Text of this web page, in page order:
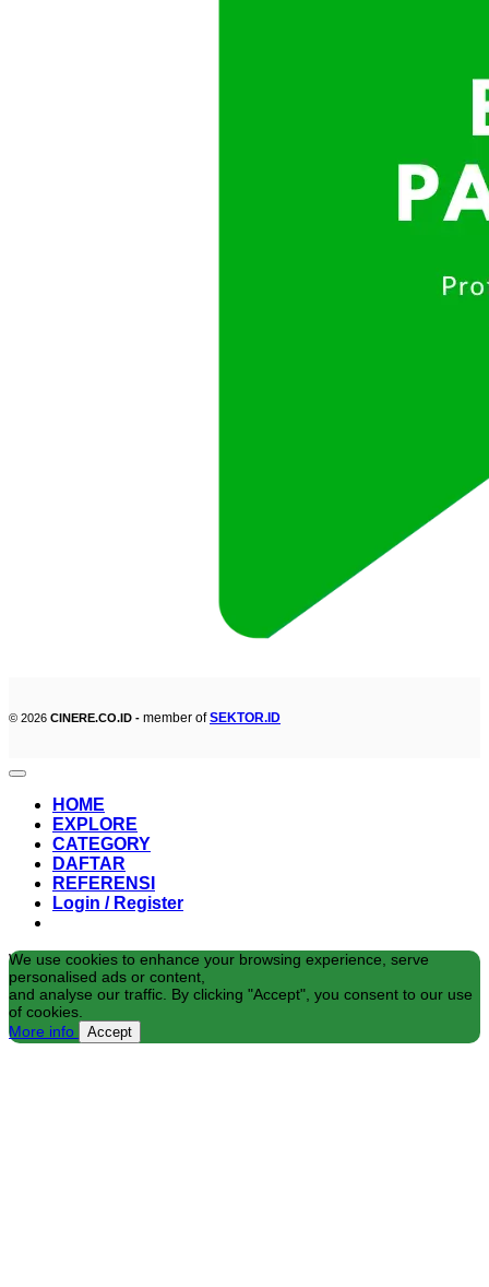
© 2026 CINERE.CO.ID - member ofSEKTOR.ID
HOME
EXPLORE
CATEGORY
DAFTAR
REFERENSI
Login / Register
We use cookies to enhance your browsing experience, serve
personalised ads or content,
and analyse our traffic. By clicking "Accept", you consent to our use
of cookies.
More info
Accept